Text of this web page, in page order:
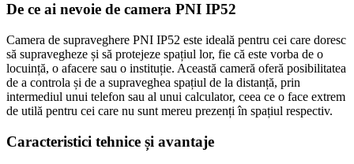
De ce ai nevoie de camera PNI IP52
Camera de supraveghere PNI IP52 este ideală pentru cei care doresc
să supravegheze și să protejeze spațiul lor, fie că este vorba de o
locuință, o afacere sau o instituție. Această cameră oferă posibilitatea
de a controla și de a supraveghea spațiul de la distanță, prin
intermediul unui telefon sau al unui calculator, ceea ce o face extrem
de utilă pentru cei care nu sunt mereu prezenți în spațiul respectiv.
Caracteristici tehnice și avantaje